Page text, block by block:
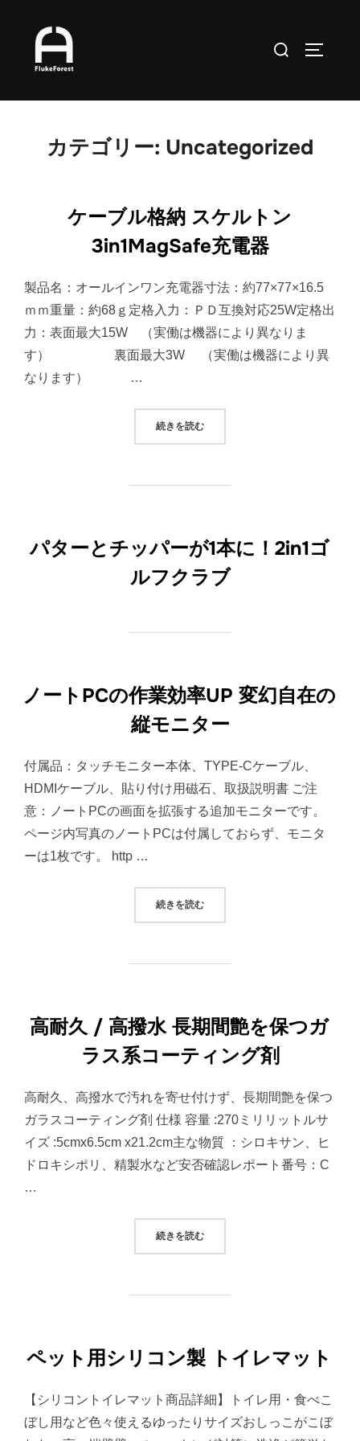
ツ
検
カテゴリー: Uncategorized
ケーブル格納 スケルトン
3in1MagSafe充電器
製品名：オールインワン充電器寸法：約77×77×16.5
ｍｍ重量：約68ｇ定格入力：ＰＤ互換対応25W定格出
力：表面最大15W （実働は機器により異なりま
す） 裏面最大3W （実働は機器により異
なります） …
続きを読む“ケーブル格納 スケルトン
パターとチッパーが1本に！2in1ゴ
ルフクラブ
ノートPCの作業効率UP 変幻自在の
縦モニター
付属品：タッチモニター本体、TYPE-Cケーブル、
HDMIケーブル、貼り付け用磁石、取扱説明書 ご注
意：ノートPCの画面を拡張する追加モニターです。
ページ内写真のノートPCは付属しておらず、モニタ
ーは1枚です。 http …
続きを読む“ノートPCの作業効率UP 変幻自在
高耐久 / 高撥水 長期間艶を保つガ
ラス系コーティング剤
高耐久、高撥水で汚れを寄せ付けず、長期間艶を保つ
ガラスコーティング剤 仕様 容量 :270ミリリットルサ
イズ :5cmx6.5cm x21.2cm主な物質 ：シロキサン、ヒ
ドロキシポリ、精製水など安否確認レポート番号：C
…
続きを読む“高耐久 / 高撥水 長期間艶を保つガ
ペット用シリコン製 トイレマット
【シリコントイレマット商品詳細】トイレ用・食べこ
ぼし用など色々使えるゆったりサイズおしっこがこぼ